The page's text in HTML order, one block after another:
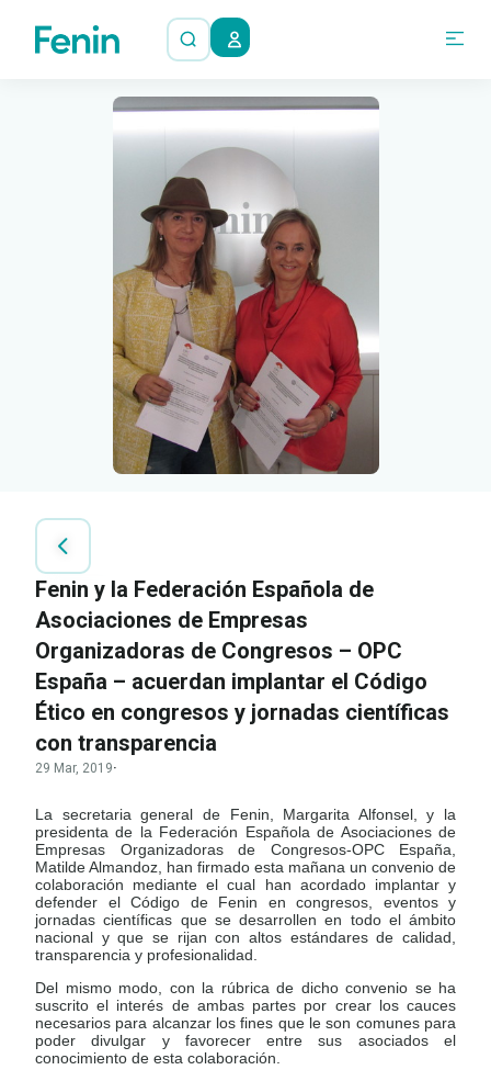
Fenin y la Federación Española de
Asociaciones de Empresas
Organizadoras de Congresos – OPC
España – acuerdan implantar el Código
Ético en congresos y jornadas científicas
con transparencia
29 Mar, 2019·
La secretaria general de Fenin, Margarita Alfonsel, y la
presidenta de la Federación Española de Asociaciones de
Empresas Organizadoras de Congresos-OPC España,
Matilde Almandoz, han firmado esta mañana un convenio de
colaboración mediante el cual han acordado implantar y
defender el Código de Fenin en congresos, eventos y
jornadas científicas que se desarrollen en todo el ámbito
nacional y que se rijan con altos estándares de calidad,
transparencia y profesionalidad.
Del mismo modo, con la rúbrica de dicho convenio se ha
suscrito el interés de ambas partes por crear los cauces
necesarios para alcanzar los fines que le son comunes para
poder divulgar y favorecer entre sus asociados el
conocimiento de esta colaboración.